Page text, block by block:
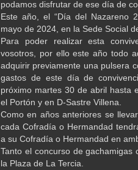
podamos disfrutar de ese día de
Este año, el “Día del Nazareno
mayo de 2024, en la Sede Social
Para poder realizar esta
vosotros, por ello este año todo
adquirir previamente una pulsera
gastos de este día de
próximo martes 30 de abril hasta
el Portón y en D-Sastre Villena.
Como en años anteriores se
cada Cofradía o Hermandad
a su Cofradía o Hermandad en
Tanto el concurso de
la Plaza de La Tercia.